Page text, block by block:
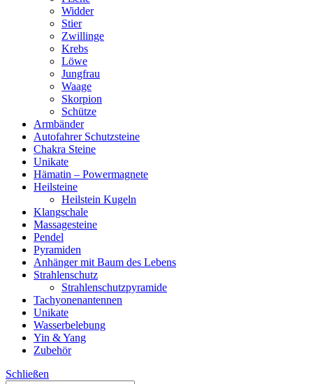
Widder
Stier
Zwillinge
Krebs
Löwe
Jungfrau
Waage
Skorpion
Schütze
Armbänder
Autofahrer Schutzsteine
Chakra Steine
Unikate
Hämatin – Powermagnete
Heilsteine
Heilstein Kugeln
Klangschale
Massagesteine
Pendel
Pyramiden
Anhänger mit Baum des Lebens
Strahlenschutz
Strahlenschutzpyramide
Tachyonenantennen
Unikate
Wasserbelebung
Yin & Yang
Zubehör
Schließen